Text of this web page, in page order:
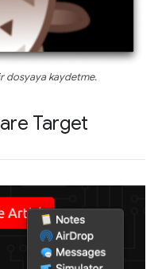
dosyaya kaydetme.
Target